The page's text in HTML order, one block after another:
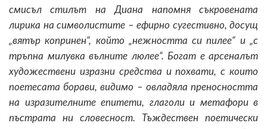
смисъл стилът на Диана напомня съкровената
лирика на символистите – ефирно сугестивно, досущ
„вятър копринен“, който „нежността си пилее“ и „с
тръпна милувка вълните люлее“. Богат е арсеналът
художествени изразни средства и похвати, с които
поетесата борави, видимо – овладяла преносността
на изразителните епитети, глаголи и метафори в
пъстрата ни словесност. Тъждествен поетически